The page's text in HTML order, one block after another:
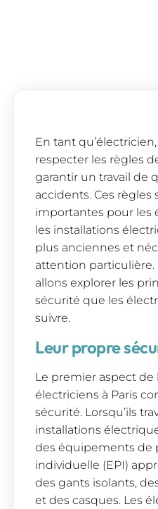
En tant
respecter les règles
garantir un travail de
accidents. Ces
importantes pour les
les installations
plus anciennes et
attention particulière.
allons explorer les
sécurité que les
suivre.
Leur propre
Le premier aspect de
électriciens à Paris
sécurité. Lorsqu’ils
installations
des équipements de
individuelle (EPI)
des gants isolants,
et des casques. Les